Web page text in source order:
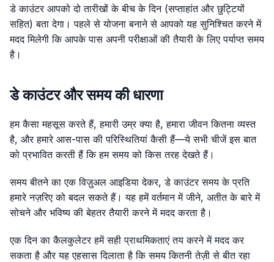
डे काउंटर आपको दो तारीखों के बीच के दिन (सप्ताहांत और छुट्टियों
सहित) बता देगा। पहले से योजना बनाने से आपको यह सुनिश्चित करने में
मदद मिलेगी कि आपके पास अपनी परीक्षाओं की तैयारी के लिए पर्याप्त समय
है।
डे काउंटर और समय की धारणा
हम कैसा महसूस करते हैं, हमारी उम्र क्या है, हमारा जीवन कितना व्यस्त
है, और हमारे आस-पास की परिस्थितियां कैसी हैं—ये सभी चीजें इस बात
को प्रभावित करती हैं कि हम समय को किस तरह देखते हैं।
समय बीतने का एक विज़ुअल आइडिया देकर, डे काउंटर समय के प्रति
हमारे नज़रिए को बदल सकते हैं। यह हमें वर्तमान में जीने, अतीत के बारे में
सोचने और भविष्य की बेहतर तैयारी करने में मदद करता है।
एक दिन का कैलकुलेटर हमें सही प्राथमिकताएं तय करने में मदद कर
सकता है और यह एहसास दिलाता है कि समय कितनी तेज़ी से बीत रहा